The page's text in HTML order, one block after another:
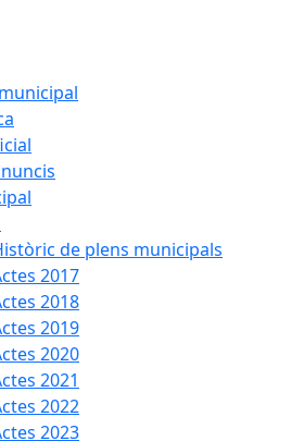
de plens municipals
2017
2018
2019
2020
2021
2022
2023